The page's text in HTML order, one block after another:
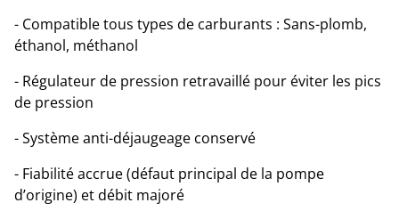
- Compatible tous types de carburants : Sans-plomb,
éthanol, méthanol
- Régulateur de pression retravaillé pour éviter les pics
de pression
- Système anti-déjaugeage conservé
- Fiabilité accrue (défaut principal de la pompe
d’origine) et débit majoré